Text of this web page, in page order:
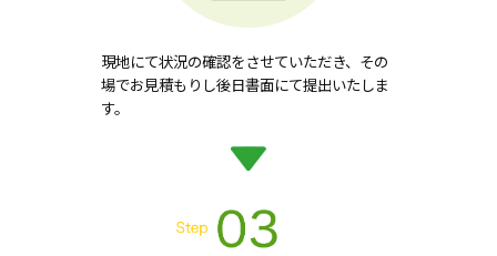
現地にて状況の確認をさせていただき、その
場でお見積もりし後日書面にて提出いたしま
す。